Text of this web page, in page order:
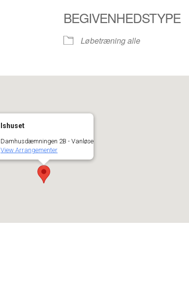
BEGIVENHEDSTYPE
Løbetræning alle
Ishuset
Damhusdæmningen 2B - Vanløse
View Arrangementer